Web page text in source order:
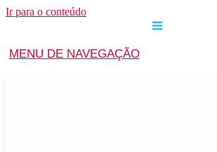
Ir para o conteúdo
MENU DE NAVEGAÇÃO